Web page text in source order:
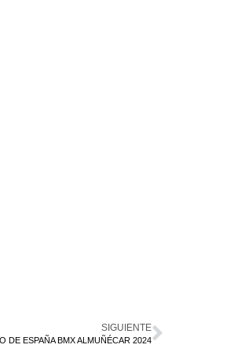
SIGUIENTE
DE ESPAÑA BMX ALMUÑÉCAR 2024